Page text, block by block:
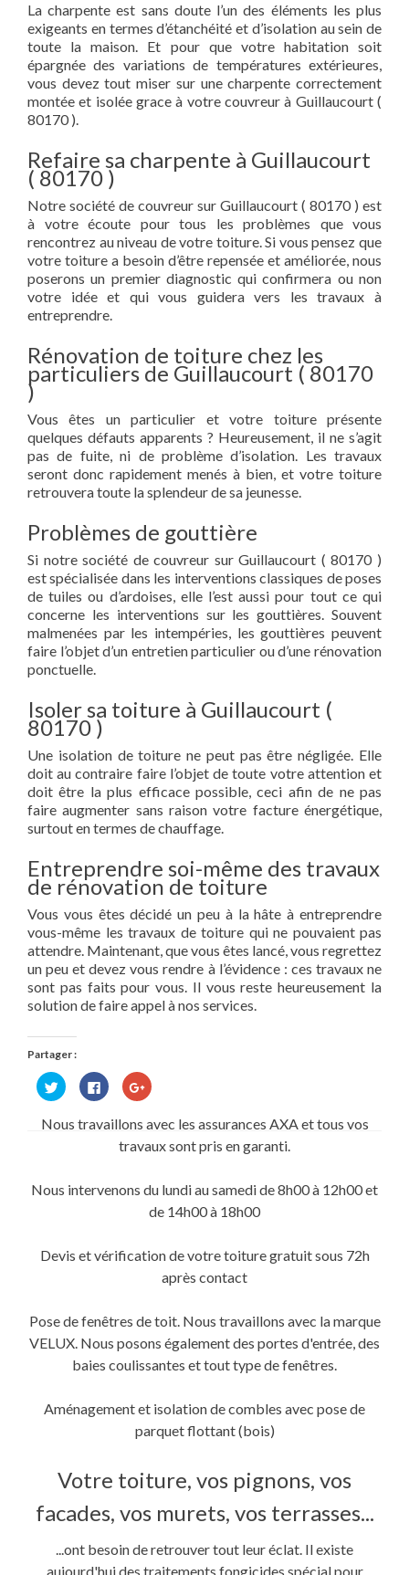
La charpente est sans doute l’un des éléments les plus
exigeants en termes d’étanchéité et d’isolation au sein de
toute la maison. Et pour que votre habitation soit
épargnée des variations de températures extérieures,
vous devez tout miser sur une charpente correctement
montée et isolée grace à votre couvreur à Guillaucourt (
80170 ).
Refaire sa charpente à Guillaucourt
( 80170 )
Notre société de couvreur sur Guillaucourt ( 80170 ) est
à votre écoute pour tous les problèmes que vous
rencontrez au niveau de votre toiture. Si vous pensez que
votre toiture a besoin d’être repensée et améliorée, nous
poserons un premier diagnostic qui confirmera ou non
votre idée et qui vous guidera vers les travaux à
entreprendre.
Rénovation de toiture chez les
particuliers de Guillaucourt ( 80170
)
Vous êtes un particulier et votre toiture présente
quelques défauts apparents ? Heureusement, il ne s’agit
pas de fuite, ni de problème d’isolation. Les travaux
seront donc rapidement menés à bien, et votre toiture
retrouvera toute la splendeur de sa jeunesse.
Problèmes de gouttière
Si notre société de couvreur sur Guillaucourt ( 80170 )
est spécialisée dans les interventions classiques de poses
de tuiles ou d’ardoises, elle l’est aussi pour tout ce qui
concerne les interventions sur les gouttières. Souvent
malmenées par les intempéries, les gouttières peuvent
faire l’objet d’un entretien particulier ou d’une rénovation
ponctuelle.
Isoler sa toiture à Guillaucourt (
80170 )
Une isolation de toiture ne peut pas être négligée. Elle
doit au contraire faire l’objet de toute votre attention et
doit être la plus efficace possible, ceci afin de ne pas
faire augmenter sans raison votre facture énergétique,
surtout en termes de chauffage.
Entreprendre soi-même des travaux
de rénovation de toiture
Vous vous êtes décidé un peu à la hâte à entreprendre
vous-même les travaux de toiture qui ne pouvaient pas
attendre. Maintenant, que vous êtes lancé, vous regrettez
un peu et devez vous rendre à l’évidence : ces travaux ne
sont pas faits pour vous. Il vous reste heureusement la
solution de faire appel à nos services.
Partager :
Cliquez
pour
partager
Twitter(ouvre
Cliquez
pour
partager
sur
Facebook(ouvre
dans
une
Cliquez
pour
Google+
dans
fenêtre)
Nous travaillons avec les assurances AXA et tous vos
travaux sont pris en garanti.
Nous intervenons du lundi au samedi de 8h00 à 12h00 et
de 14h00 à 18h00
Devis et vérification de votre toiture gratuit sous 72h
après contact
Pose de fenêtres de toit. Nous travaillons avec la marque
VELUX. Nous posons également des portes d'entrée, des
baies coulissantes et tout type de fenêtres.
Aménagement et isolation de combles avec pose de
parquet flottant (bois)
Votre toiture, vos pignons, vos
facades, vos murets, vos terrasses...
...ont besoin de retrouver tout leur éclat. Il existe
aujourd'hui des traitements fongicides spécial pour